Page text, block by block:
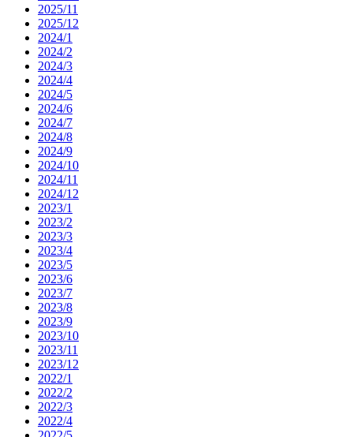
2025/11
2025/12
2024/1
2024/2
2024/3
2024/4
2024/5
2024/6
2024/7
2024/8
2024/9
2024/10
2024/11
2024/12
2023/1
2023/2
2023/3
2023/4
2023/5
2023/6
2023/7
2023/8
2023/9
2023/10
2023/11
2023/12
2022/1
2022/2
2022/3
2022/4